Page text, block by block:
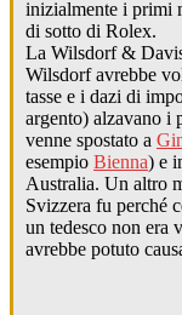
inizialmente i primi
di sotto di Rolex.
La Wilsdorf &
Wilsdorf avrebbe
tasse e i dazi di
argento) alzavano i
venne spostato a
esempio Bienna) e
Australia. Un altro
Svizzera fu perché
un tedesco non era
avrebbe potuto